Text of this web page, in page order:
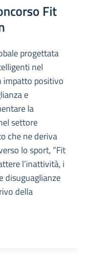
Fit
progettata
nel
impatto positivo
e
la
settore
che ne deriva
lo sport, “Fit
l’inattività, i
disuguaglianze
della